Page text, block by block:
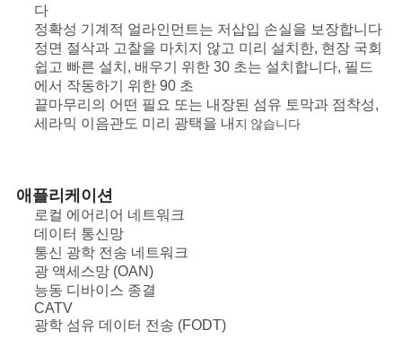
다
정확성 기계적 얼라인먼트는 저삽입 손실을 보장합니다
정면 절삭과 고찰을 마치지 않고 미리 설치한, 현장 국회
쉽고 빠른 설치, 배우기 위한 30 초는 설치합니다, 필드
에서 작동하기 위한 90 초
끝마무리의 어떤 필요 또는 내장된 섬유 토막과 점착성,
세라믹 이음관도 미리 광택을 내 지 않습니다
애플리케이션
로컬 에어리어 네트워크
데이터 통신망
통신 광학 전송 네트워크
광 액세스망 (OAN)
능동 디바이스 종결
CATV
광학 섬유 데이터 전송 (FODT)